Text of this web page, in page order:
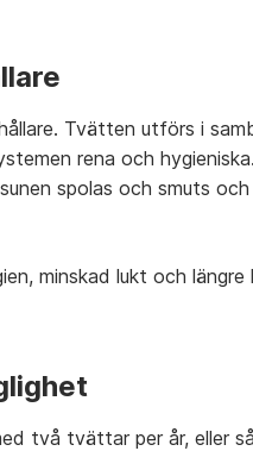
Tvätten utförs i
rena och
spolas och smuts
minskad lukt och längre
två tvättar per år, eller